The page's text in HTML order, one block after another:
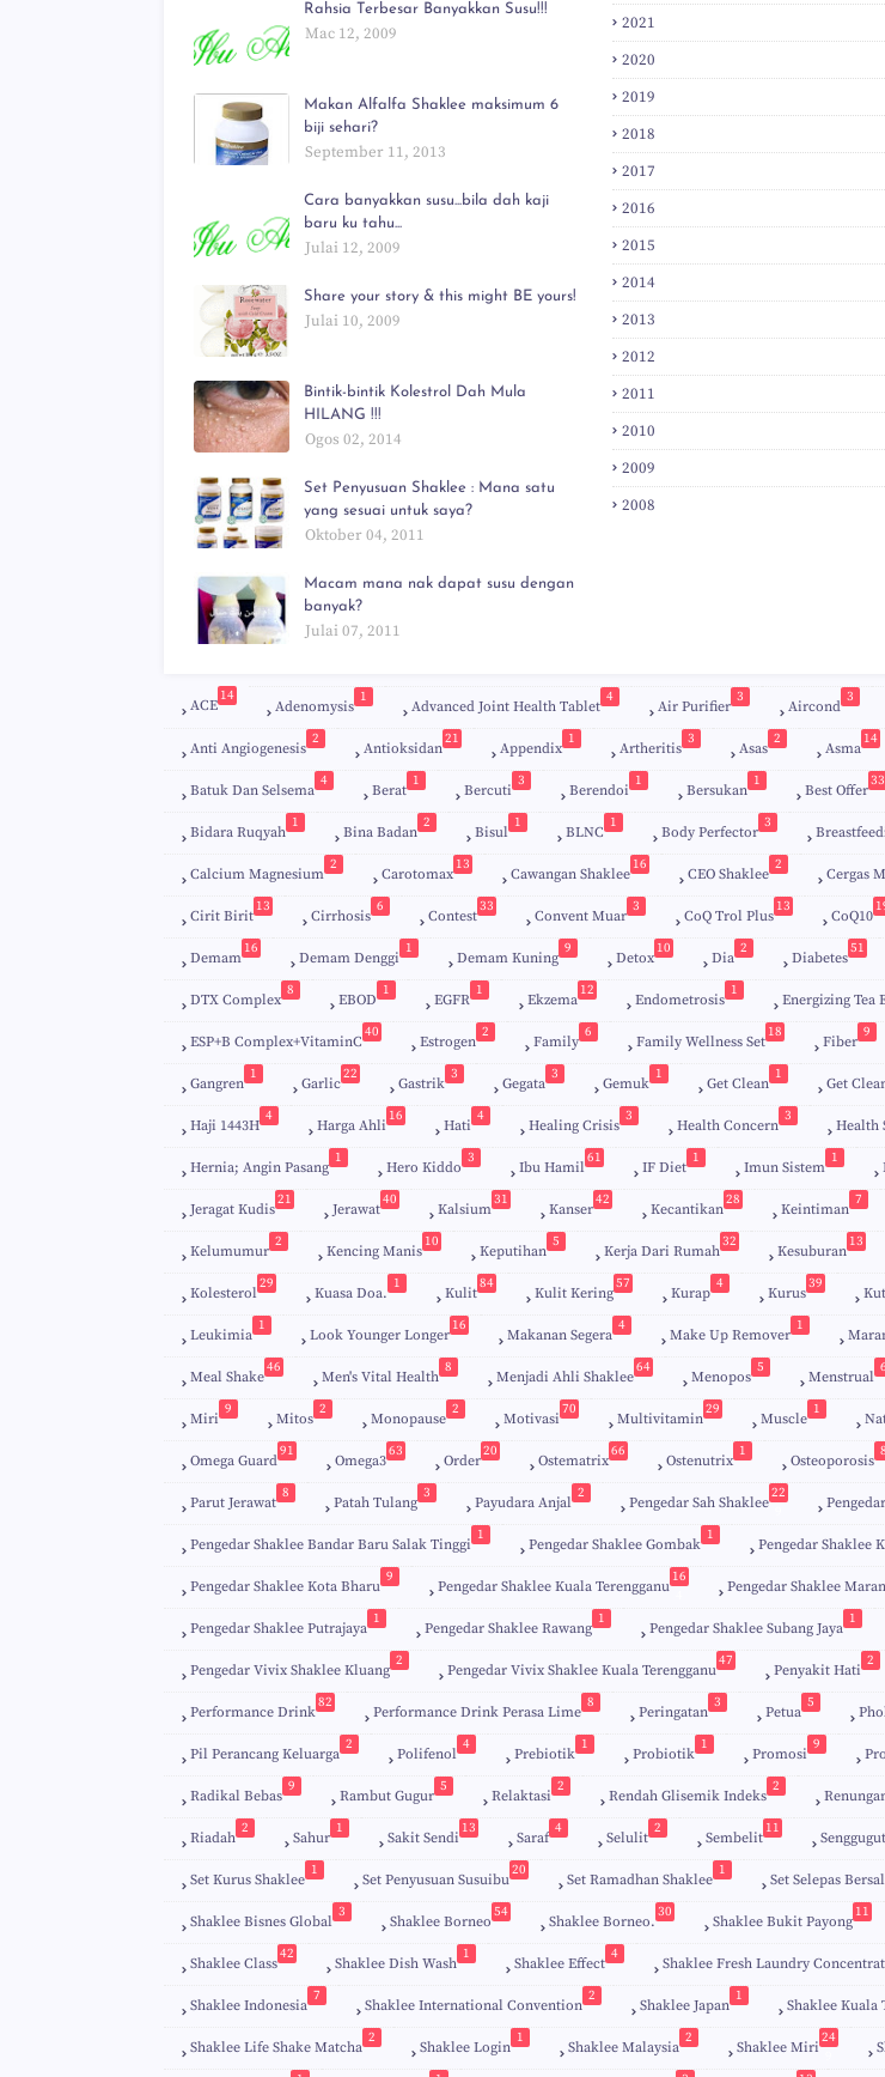
Rahsia Terbesar Banyakkan Susu!!!
Mac 12, 2009
Makan Alfalfa Shaklee maksimum 6
biji sehari?
September 11, 2013
Cara banyakkan susu...bila dah kaji
baru ku tahu...
Julai 12, 2009
Share your story & this might BE yours!
Julai 10, 2009
Bintik-bintik Kolestrol Dah Mula
HILANG !!!
Ogos 02, 2014
Set Penyusuan Shaklee : Mana satu
yang sesuai untuk saya?
Oktober 04, 2011
Macam mana nak dapat susu dengan
banyak?
Julai 07, 2011
2021
2020
2019
2018
2017
2016
2015
2014
2013
2012
2011
2010
2009
2008
ACE
14
Adenomysis
1
Advanced Joint Health Tablet
4
Air Purifier
3
Aircond
3
Anti Angiogenesis
2
Antioksidan
21
Appendix
1
Artheritis
3
Asas
2
Asma
14
Batuk Dan Selsema
4
Berat
1
Bercuti
3
Berendoi
1
Bersukan
1
Best Offer
33
Bidara Ruqyah
1
Bina Badan
2
Bisul
1
BLNC
1
Body Perfector
3
Calcium Magnesium
2
Carotomax
13
Cawangan Shaklee
16
CEO Shaklee
2
Cergas
Cirit Birit
13
Cirrhosis
6
Contest
33
Convent Muar
3
CoQ Trol Plus
13
CoQ10
Demam
16
Demam Denggi
1
Demam Kuning
9
Detox
10
Dia
2
Diabetes
51
DTX Complex
8
EBOD
1
EGFR
1
Ekzema
12
Endometrosis
1
Energizing Tea
ESP+B Complex+VitaminC
40
Estrogen
2
Family
6
Family Wellness Set
18
Fiber
9
Gangren
1
Garlic
22
Gastrik
3
Gegata
3
Gemuk
1
Get Clean
1
Get
Haji 1443H
4
Harga Ahli
16
Hati
4
Healing Crisis
3
Health Concern
3
Health
Hernia; Angin Pasang
1
Hero Kiddo
3
Ibu Hamil
61
IF Diet
1
Imun Sistem
1
Jeragat Kudis
21
Jerawat
40
Kalsium
31
Kanser
42
Kecantikan
28
Keintiman
7
Kelumumur
2
Kencing Manis
10
Keputihan
5
Kerja Dari Rumah
32
Kesuburan
13
Kolesterol
29
Kuasa Doa.
1
Kulit
84
Kulit Kering
57
Kurap
4
Kurus
39
Leukimia
1
Look Younger Longer
16
Makanan Segera
4
Make Up Remover
1
Meal Shake
46
Men's Vital Health
8
Menjadi Ahli Shaklee
64
Menopos
5
Menstrual
6
Miri
9
Mitos
2
Monopause
2
Motivasi
70
Multivitamin
29
Muscle
1
Omega Guard
91
Omega3
63
Order
20
Ostematrix
66
Ostenutrix
1
Osteoporosis
8
Parut Jerawat
8
Patah Tulang
3
Payudara Anjal
2
Pengedar Sah Shaklee
22
Pengedar Shaklee Bandar Baru Salak Tinggi
1
Pengedar Shaklee Gombak
1
Pengedar Shaklee
Pengedar Shaklee Kota Bharu
9
Pengedar Shaklee Kuala Terengganu
16
Pengedar Shaklee
Pengedar Shaklee Putrajaya
1
Pengedar Shaklee Rawang
1
Pengedar Shaklee Subang Jaya
1
Pengedar Vivix Shaklee Kluang
2
Pengedar Vivix Shaklee Kuala Terengganu
47
Penyakit Hati
2
Performance Drink
82
Performance Drink Perasa Lime
8
Peringatan
3
Petua
5
Pil Perancang Keluarga
2
Polifenol
4
Prebiotik
1
Probiotik
1
Promosi
9
Radikal Bebas
9
Rambut Gugur
5
Relaktasi
2
Rendah Glisemik Indeks
2
Riadah
2
Sahur
1
Sakit Sendi
13
Saraf
4
Selulit
2
Sembelit
11
Senggugut
Set Kurus Shaklee
1
Set Penyusuan Susuibu
20
Set Ramadhan Shaklee
1
Set Selepas
Shaklee Bisnes Global
3
Shaklee Borneo
54
Shaklee Borneo.
30
Shaklee Bukit Payong
11
Shaklee Class
42
Shaklee Dish Wash
1
Shaklee Effect
4
Shaklee Fresh Laundry
Shaklee Indonesia
7
Shaklee International Convention
2
Shaklee Japan
1
Shaklee Kuala
Shaklee Life Shake Matcha
2
Shaklee Login
1
Shaklee Malaysia
2
Shaklee Miri
24